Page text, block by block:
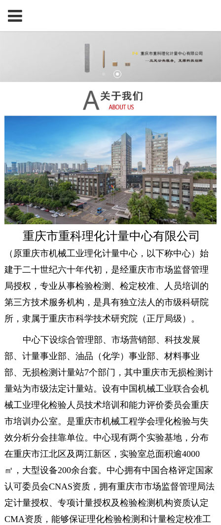
重庆市重科理化计量中心有限公司
（原重庆市机械工业理化计量中心，以下称中心）始
建于二十世纪六十年代初，是经重庆市市场监督管理
局授权，专业从事检验检测、检定校准、人员培训的
第三方技术服务机构，是具有独立法人的市级科研院
所，隶属于重庆市科学技术研究院（正厅局级）。
中心下设综合管理部、市场营销部、科技发展
部、计量事业部、油品（化学）事业部、材料事业
部、无损检测计量站7个部门， 其中重庆市无损检测计
量站为市级法定计量站。设有中国机械工业联合会机
械工业理化检验人员技术培训和能力评价委员会重庆
市培训办公室。是重庆市机械工程学会理化检验与失
效分析分会挂靠单位。中心现有两个实验基地，分布
在重庆市江北区及两江新区，实验室总面积逾4000
㎡，大型设备200余台套。中心拥有中国合格评定国家
认可委员会CNAS资质，拥有重庆市市场监督管理局法
定计量授权、专项计量授权及检验检测机构资质认定
CMA资质，能够保证理化检验检测和计量检定校准工